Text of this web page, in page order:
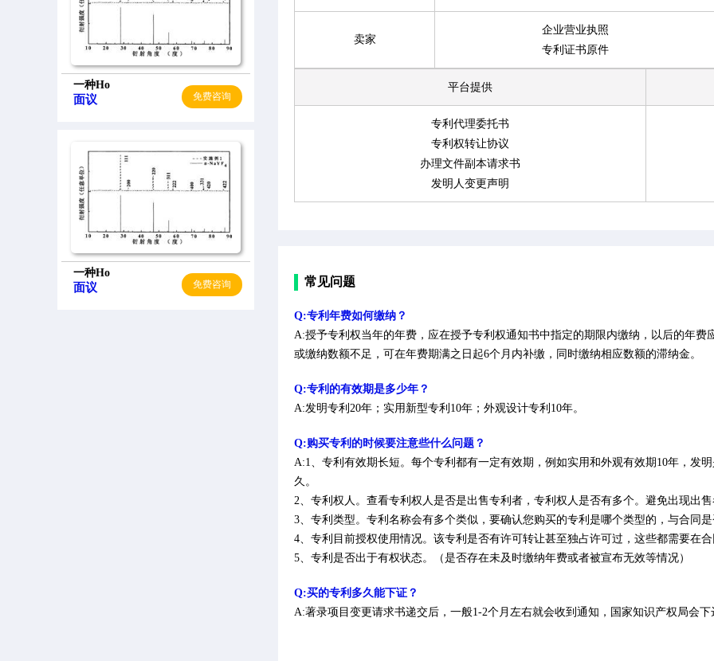
一种Ho
面议 免费咨询
一种Ho
面议 免费咨询
卖家
企业营业执照
专利证书原件
平台提供
专利代理委托书
专利权转让协议
办理文件副本请求书
发明人变更声明
常见问题
Q:专利年费如何缴纳？
A:授予专利权当年的年费，应在授予专利权通知书中指定的期限内缴纳，以后的年
或缴纳数额不足，可在年费期满之日起6个月内补缴，同时缴纳相应数额的滞纳金。
Q:专利的有效期是多少年？
A:发明专利20年；实用新型专利10年；外观设计专利10年。
Q:购买专利的时候要注意些什么问题？
A:1、专利有效期长短。每个专利都有一定有效期，例如实用和外观有效期10年，发
久。
2、专利权人。查看专利权人是否是出售专利者，专利权人是否有多个。避免出现出
3、专利类型。专利名称会有多个类似，要确认您购买的专利是哪个类型的，与合同
4、专利目前授权使用情况。该专利是否有许可转让甚至独占许可过，这些都需要在
5、专利是否出于有权状态。（是否存在未及时缴纳年费或者被宣布无效等情况）
Q:买的专利多久能下证？
A:著录项目变更请求书递交后，一般1-2个月左右就会收到通知，国家知识产权局会